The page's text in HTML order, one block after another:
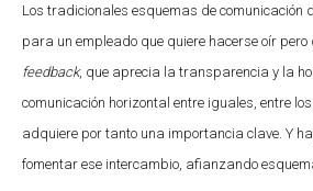
Los tradicionales esquemas de comunicación
para un empleado que quiere hacerse oír pero
feedback, que aprecia la transparencia y la
comunicación horizontal entre iguales, entre
adquiere por tanto una importancia clave. Y
fomentar ese intercambio, afianzando